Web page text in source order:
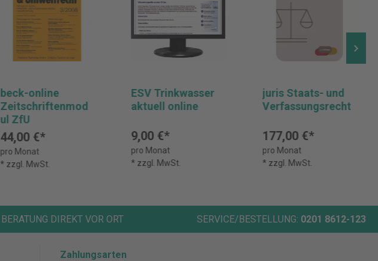
beck-online
Zeitschriftenmod
ul ZfU
44,00 €*
pro Monat
* zzgl. MwSt.
ESV Trinkwasser
aktuell online
9,00 €*
pro Monat
* zzgl. MwSt.
juris Staats- und
Verfassungsrecht
177,00 €*
pro Monat
* zzgl. MwSt.
BERATUNG DIREKT VOR ORT SERVICE/BESTELLUNG: 0201 8612-123
Zahlungsarten